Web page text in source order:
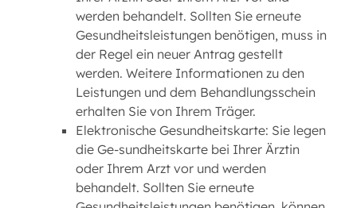
werden behandelt. Sollten Sie erneute
Gesundheitsleistungen benötigen, muss in
der Regel ein neuer Antrag gestellt
werden. Weitere Informationen zu den
Leistungen und dem Behandlungsschein
erhalten Sie von Ihrem Träger.
Elektronische Gesundheitskarte: Sie legen
die Ge-sundheitskarte bei Ihrer Ärztin
oder Ihrem Arzt vor und werden
behandelt. Sollten Sie erneute